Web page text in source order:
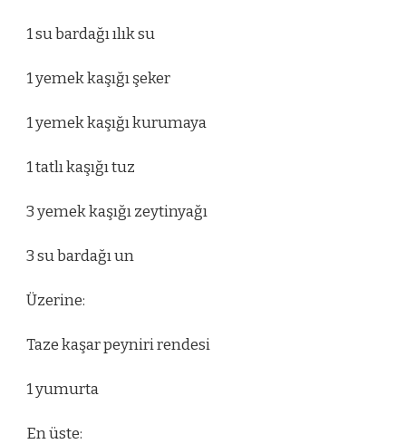
1 su bardağı ılık su
1 yemek kaşığı şeker
1 yemek kaşığı kurumaya
1 tatlı kaşığı tuz
3 yemek kaşığı zeytinyağı
3 su bardağı un
Üzerine:
Taze kaşar peyniri rendesi
1 yumurta
En üste: